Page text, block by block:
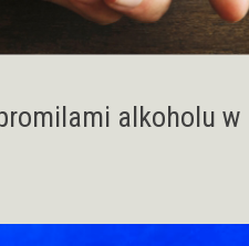
alkoholu w